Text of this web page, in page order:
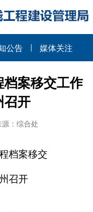
公告 媒体关注
案移交工作
召开
：综合处
档案移交
召开